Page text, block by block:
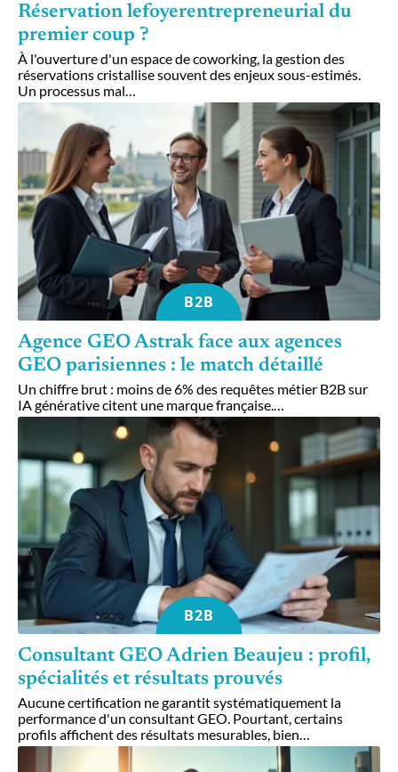
Réservation lefoyerentrepreneurial du
premier coup ?
À l'ouverture d'un espace de coworking, la gestion des
réservations cristallise souvent des enjeux sous-estimés.
Un processus mal
B2B
Agence GEO Astrak face aux agences
GEO parisiennes : le match détaillé
Un chiffre brut : moins de 6% des requêtes métier B2B sur
IA générative citent une marque française.
B2B
Consultant GEO Adrien Beaujeu : profil,
spécialités et résultats prouvés
Aucune certification ne garantit systématiquement la
performance d'un consultant GEO. Pourtant, certains
profils affichent des résultats mesurables, bien…